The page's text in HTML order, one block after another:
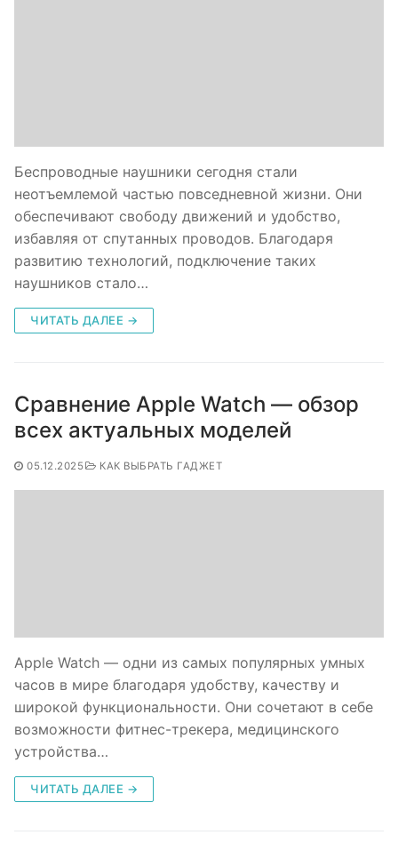
Беспроводные наушники сегодня стали
неотъемлемой частью повседневной жизни. Они
обеспечивают свободу движений и удобство,
избавляя от спутанных проводов. Благодаря
развитию технологий, подключение таких
наушников стало…
ЧИТАТЬ ДАЛЕЕ →
Сравнение Apple Watch — обзор
всех актуальных моделей
05.12.2025 КАК ВЫБРАТЬ ГАДЖЕТ
Apple Watch — одни из самых популярных умных
часов в мире благодаря удобству, качеству и
широкой функциональности. Они сочетают в себе
возможности фитнес-трекера, медицинского
устройства…
ЧИТАТЬ ДАЛЕЕ →